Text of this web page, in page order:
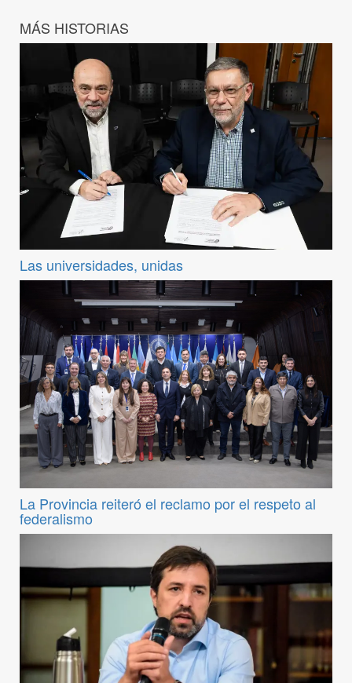
MÁS HISTORIAS
Las universidades, unidas
La Provincia reiteró el reclamo por el respeto al
federalismo